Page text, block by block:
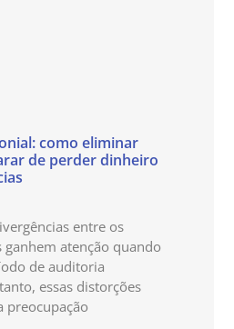
como eliminar
de perder dinheiro
entre os
atenção quando
de auditoria
essas distorções
preocupação